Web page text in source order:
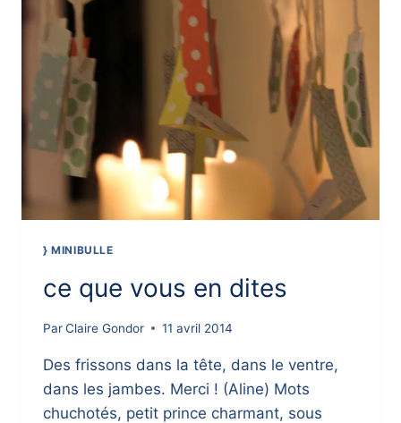
} MINIBULLE
ce que vous en dites
ParClaire Gondor 11 avril 2014
Des frissons dans la tête, dans le ventre,
dans les jambes. Merci ! (Aline) Mots
chuchotés, petit prince charmant, sous